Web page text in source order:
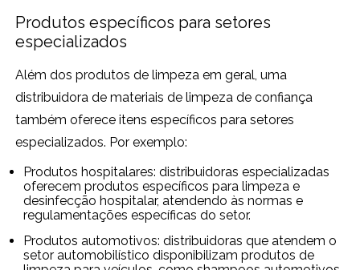
Produtos específicos para setores
especializados
Além dos produtos de limpeza em geral, uma
distribuidora de materiais de limpeza de confiança
também oferece itens específicos para setores
especializados. Por exemplo:
Produtos hospitalares: distribuidoras especializadas
oferecem produtos específicos para limpeza e
desinfecção hospitalar, atendendo às normas e
regulamentações específicas do setor.
Produtos automotivos: distribuidoras que atendem o
setor automobilístico disponibilizam produtos de